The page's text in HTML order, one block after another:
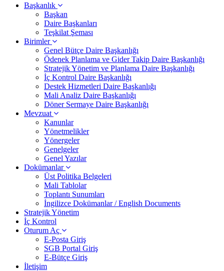
Başkanlık
Başkan
Daire Başkanları
Teşkilat Şeması
Birimler
Genel Bütçe Daire Başkanlığı
Ödenek Planlama ve Gider Takip Daire Başkanlığı
Stratejik Yönetim ve Planlama Daire Başkanlığı
İç Kontrol Daire Başkanlığı
Destek Hizmetleri Daire Başkanlığı
Mali Analiz Daire Başkanlığı
Döner Sermaye Daire Başkanlığı
Mevzuat
Kanunlar
Yönetmelikler
Yönergeler
Genelgeler
Genel Yazılar
Dokümanlar
Üst Politika Belgeleri
Mali Tablolar
Toplantı Sunumları
İngilizce Dokümanlar / English Documents
Stratejik Yönetim
İç Kontrol
Oturum Aç
E-Posta Giriş
SGB Portal Giriş
E-Bütçe Giriş
İletişim